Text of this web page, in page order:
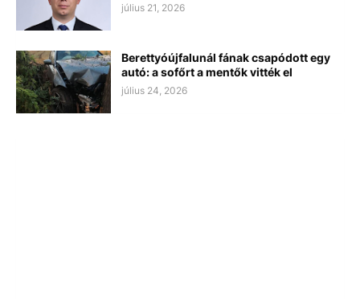
július 21, 2026
Berettyóújfalunál fának csapódott egy
autó: a sofőrt a mentők vitték el
július 24, 2026